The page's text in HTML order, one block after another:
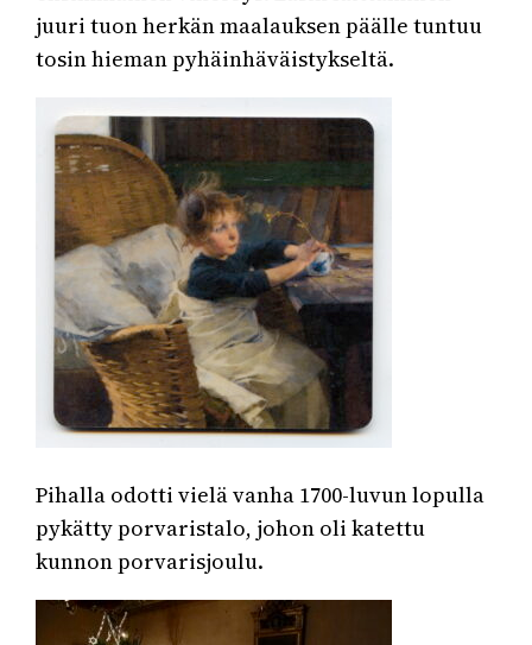
juuri tuon herkän maalauksen päälle tuntuu
tosin hieman pyhäinhäväistykseltä.
Pihalla odotti vielä vanha 1700-luvun lopulla
pykätty porvaristalo, johon oli katettu
kunnon porvarisjoulu.